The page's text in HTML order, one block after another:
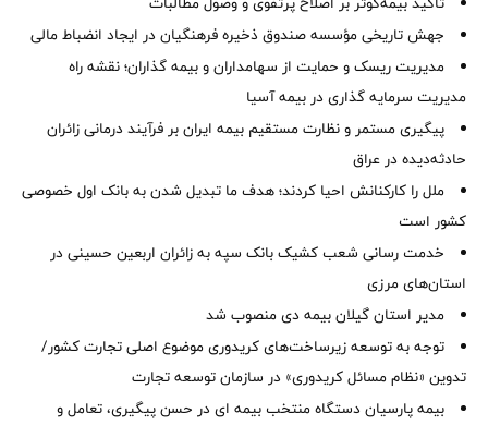
جهش تاریخی مؤسسه صندوق ذخیره فرهنگیان در ایجاد انضباط مالی
مدیریت ریسک و حمایت از سهامداران و بیمه گذاران؛ نقشه راه
مدیریت سرمایه گذاری در بیمه آسیا
پیگیری مستمر و نظارت مستقیم بیمه ایران بر فرآیند درمانی زائران
حادثه‌دیده در عراق
ملل را کارکنانش احیا کردند؛ هدف ما تبدیل شدن به بانک اول خصوصی
کشور است
خدمت رسانی شعب کشیک بانک سپه به زائران اربعین حسینی در
استان‌‌های مرزی
‌مدیر استان گیلان بیمه دی منصوب شد
توجه به توسعه زیرساخت‌های کریدوری موضوع اصلی تجارت کشور/
تدوین «نظام مسائل کریدوری» در سازمان توسعه تجارت
بیمه پارسیان دستگاه منتخب بیمه ای در حسن پیگیری، تعامل و